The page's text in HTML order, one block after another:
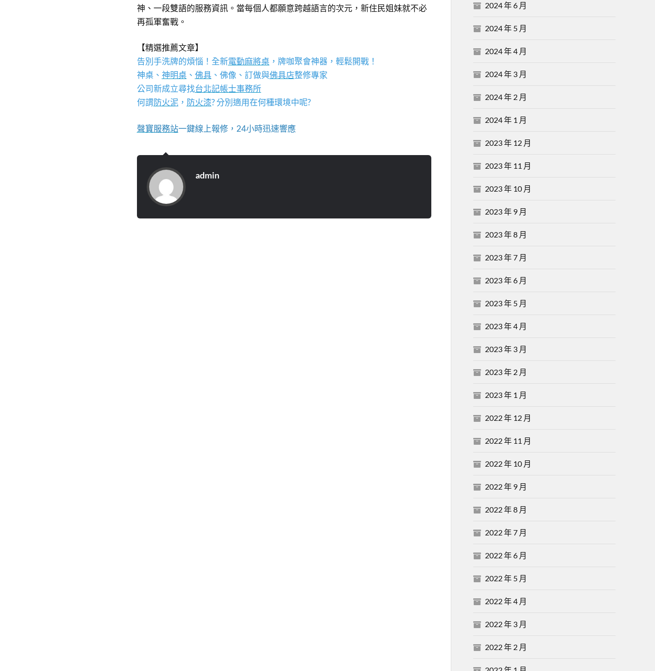
神、一段雙語的服務資訊。當每個人都願意跨越語言的次元，新住民姐妹就不必
再孤軍奮戰。
【精選推薦文章】
告別手洗牌的煩惱！全新電動麻將桌 ，牌咖聚會神器，輕鬆開戰！
神桌、 神明桌 、 佛具、佛像、訂做與佛具店整修專家
公司新成立尋找台北記帳士事務所
何謂防火泥， 防火漆? 分別適用在何種環境中呢?
聲寶服務站一鍵線上報修，24小時迅速響應
admin
2024 年 6 月
2024 年 5 月
2024 年 4 月
2024 年 3 月
2024 年 2 月
2024 年 1 月
2023 年 12 月
2023 年 11 月
2023 年 10 月
2023 年 9 月
2023 年 8 月
2023 年 7 月
2023 年 6 月
2023 年 5 月
2023 年 4 月
2023 年 3 月
2023 年 2 月
2023 年 1 月
2022 年 12 月
2022 年 11 月
2022 年 10 月
2022 年 9 月
2022 年 8 月
2022 年 7 月
2022 年 6 月
2022 年 5 月
2022 年 4 月
2022 年 3 月
2022 年 2 月